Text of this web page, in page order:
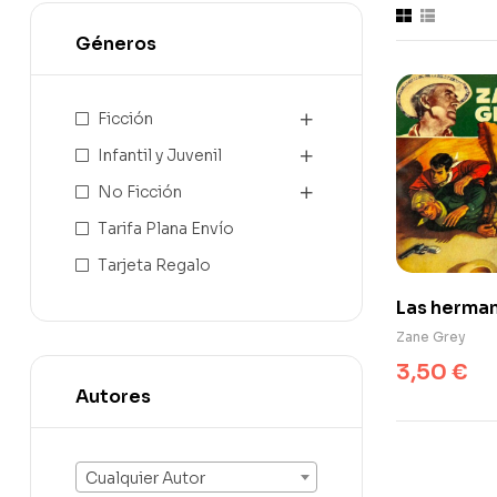
Las
Watson
Zane Grey
3,50 €
Géneros
Ficción
Infantil y Juvenil
No Ficción
Tarifa Plana Envío
Tarjeta Regalo
Autores
Cualquier Autor